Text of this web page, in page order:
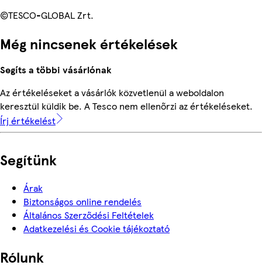
©TESCO-GLOBAL Zrt.
Még nincsenek értékelések
Segíts a többi vásárlónak
Az értékeléseket a vásárlók közvetlenül a weboldalon
keresztül küldik be. A Tesco nem ellenőrzi az értékeléseket.
Írj értékelést
Segítünk
Árak
Biztonságos online rendelés
Általános Szerződési Feltételek
Adatkezelési és Cookie tájékoztató
Rólunk